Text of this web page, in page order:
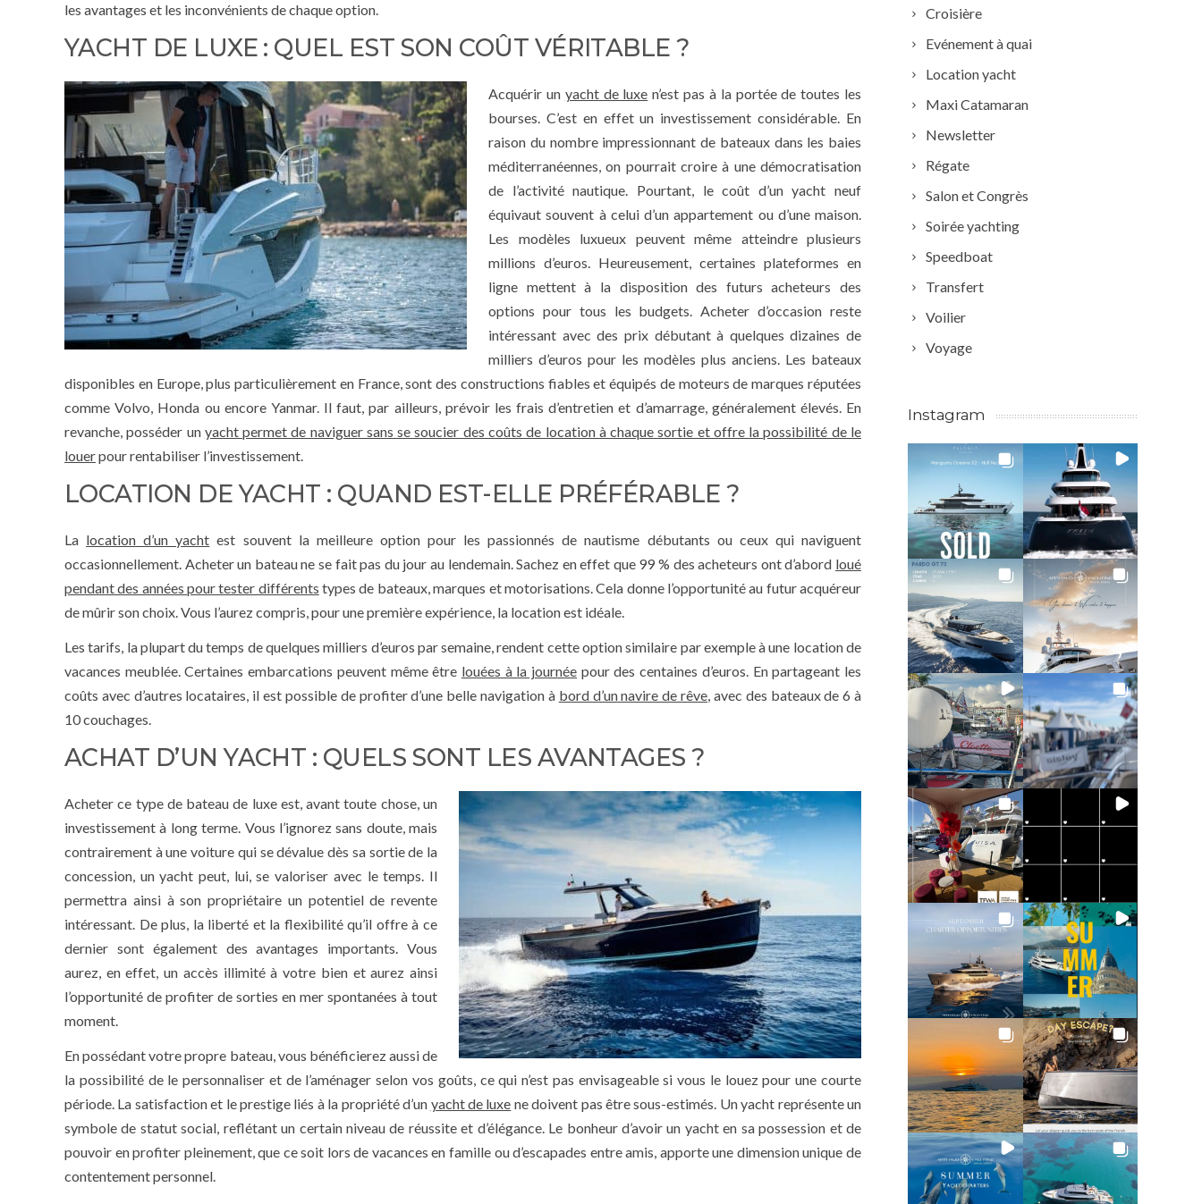
les avantages et les inconvénients de chaque option.
YACHT DE LUXE : QUEL EST SON COÛT VÉRITABLE ?
Acquérir un yacht de luxe n’est pas à la portée de toutes les
bourses. C’est en effet un investissement considérable. En
raison du nombre impressionnant de bateaux dans les baies
méditerranéennes, on pourrait croire à une démocratisation
de l’activité nautique. Pourtant, le coût d’un yacht neuf
équivaut souvent à celui d’un appartement ou d’une maison.
Les modèles luxueux peuvent même atteindre plusieurs
millions d’euros. Heureusement, certaines plateformes en
ligne mettent à la disposition des futurs acheteurs des
options pour tous les budgets. Acheter d’occasion reste
intéressant avec des prix débutant à quelques dizaines de
milliers d’euros pour les modèles plus anciens. Les bateaux
disponibles en Europe, plus particulièrement en France, sont des constructions fiables et équipés de moteurs de marques réputées
comme Volvo, Honda ou encore Yanmar. Il faut, par ailleurs, prévoir les frais d’entretien et d’amarrage, généralement élevés. En
revanche, posséder un yacht permet de naviguer sans se soucier des coûts de location à chaque sortie et offre la possibilité de le
louerpour rentabiliser l’investissement.
LOCATION DE YACHT : QUAND EST-ELLE PRÉFÉRABLE ?
La location d’un yacht est souvent la meilleure option pour les passionnés de nautisme débutants ou ceux qui naviguent
occasionnellement. Acheter un bateau ne se fait pas du jour au lendemain. Sachez en effet que 99 % des acheteurs ont d’abord loué
pendant des années pour tester différents types de bateaux, marques et motorisations. Cela donne l’opportunité au futur acquéreur
de mûrir son choix. Vous l’aurez compris, pour une première expérience, la location est idéale.
Les tarifs, la plupart du temps de quelques milliers d’euros par semaine, rendent cette option similaire par exemple à une location de
vacances meublée. Certaines embarcations peuvent même être louées à la journée pour des centaines d’euros. En partageant les
coûts avec d’autres locataires, il est possible de profiter d’une belle navigation à bord d’un navire de rêve, avec des bateaux de 6 à
10 couchages.
ACHAT D’UN YACHT : QUELS SONT LES AVANTAGES ?
Acheter ce type de bateau de luxe est, avant toute chose, un
investissement à long terme. Vous l’ignorez sans doute, mais
contrairement à une voiture qui se dévalue dès sa sortie de la
concession, un yacht peut, lui, se valoriser avec le temps. Il
permettra ainsi à son propriétaire un potentiel de revente
intéressant. De plus, la liberté et la flexibilité qu’il offre à ce
dernier sont également des avantages importants. Vous
aurez, en effet, un accès illimité à votre bien et aurez ainsi
l’opportunité de profiter de sorties en mer spontanées à tout
moment.
En possédant votre propre bateau, vous bénéficierez aussi de
la possibilité de le personnaliser et de l’aménager selon vos goûts, ce qui n’est pas envisageable si vous le louez pour une courte
période. La satisfaction et le prestige liés à la propriété d’un yacht de luxe ne doivent pas être sous-estimés. Un yacht représente un
symbole de statut social, reflétant un certain niveau de réussite et d’élégance. Le bonheur d’avoir un yacht en sa possession et de
pouvoir en profiter pleinement, que ce soit lors de vacances en famille ou d’escapades entre amis, apporte une dimension unique de
contentement personnel.
Croisière
Evénement à quai
Location yacht
Maxi Catamaran
Newsletter
Régate
Salon et Congrès
Soirée yachting
Speedboat
Transfert
Voilier
Voyage
Instagram